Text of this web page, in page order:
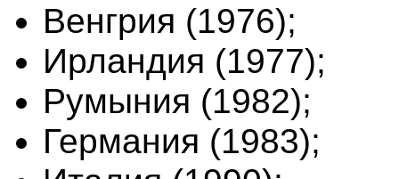
Венгрия (1976);
Ирландия (1977);
Румыния (1982);
Германия (1983);